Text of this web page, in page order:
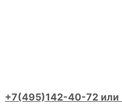
+7(495)142-40-72 или